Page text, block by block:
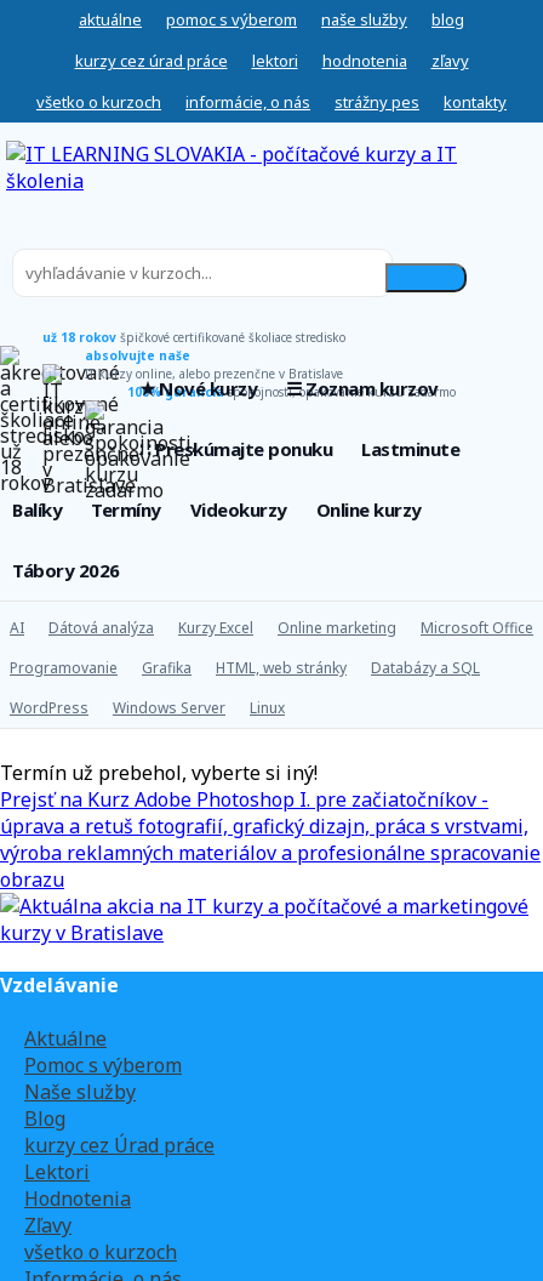
aktuálne pomoc s výberom naše služby
blog
kurzy cez úrad práce
lektori hodnotenia
zľavy
všetko o kurzoch
informácie, o nás strážny pes kontakty
už 18 rokov špičkové certifikované školiace stredisko
absolvujte naše
IT kurzy online, alebo prezenčne v Bratislave
100% garanciaspokojnosti, opakovanie kurzu zadarmo
★ Nové kurzy ☰ Zoznam kurzov
∷ Preskúmajte ponuku Lastminute
Balíky Termíny Videokurzy Online kurzy
Tábory 2026
AI Dátová analýza Kurzy Excel Online marketing
Microsoft Office
Programovanie
Grafika HTML, web stránky
Databázy a SQL
WordPress
Windows Server Linux
Termín už prebehol, vyberte si iný!
Prejsť na Kurz Adobe Photoshop I. pre začiatočníkov -
úprava a retuš fotografií, grafický dizajn, práca s vrstvami,
výroba reklamných materiálov a profesionálne spracovanie
obrazu
Vzdelávanie
Aktuálne
Pomoc s výberom
Naše služby
Blog
kurzy cez Úrad práce
Lektori
Hodnotenia
Zľavy
všetko o kurzoch